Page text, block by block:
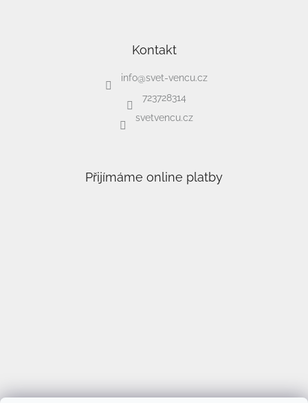
Kontakt
info@svet-vencu.cz
723728314
svetvencu.cz
Přijímáme online platby